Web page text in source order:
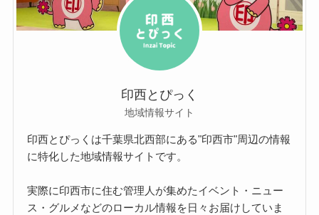
印西とぴっく
地域情報サイト
印西とぴっくは千葉県北西部にある"印西市"周辺の情報
に特化した地域情報サイトです。
実際に印西市に住む管理人が集めたイベント・ニュー
ス・グルメなどのローカル情報を日々お届けしていま